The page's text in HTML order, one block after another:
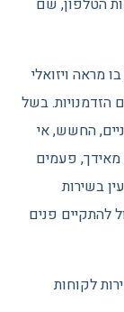
הטלפון, שם
מראה ויזואלי
בשל
החשש, אי
מאידך, פעמים
בשירות
להתקיים פנים
לקוחות